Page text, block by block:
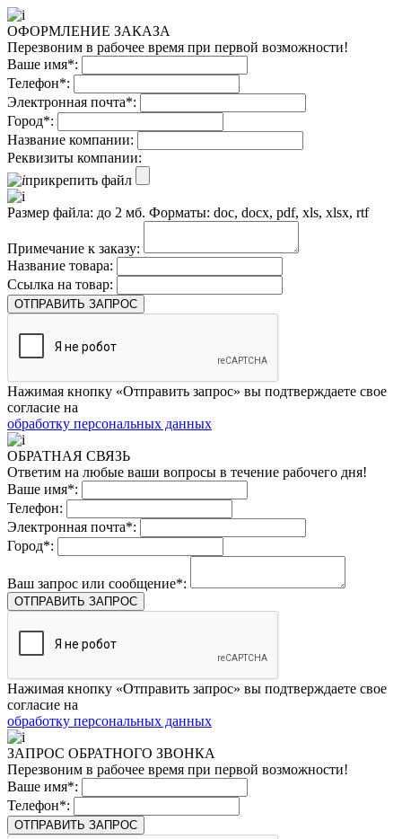
ОФОРМЛЕНИЕ ЗАКАЗА
Перезвоним в рабочее время при первой возможности!
Ваше имя*:
Телефон*:
Электронная почта*:
Город*:
Название компании:
Реквизиты компании:
прикрепить файл
Размер файла: до 2 мб. Форматы: doc, docx, pdf, xls, xlsx, rtf
Примечание к заказу:
Название товара:
Ссылка на товар:
ОТПРАВИТЬ ЗАПРОС
Нажимая кнопку «Отправить запрос» вы подтверждаете свое
согласие на
обработку персональных данных
ОБРАТНАЯ СВЯЗЬ
Ответим на любые ваши вопросы в течение рабочего дня!
Ваше имя*:
Телефон:
Электронная почта*:
Город*:
Ваш запрос или сообщение*:
ОТПРАВИТЬ ЗАПРОС
Нажимая кнопку «Отправить запрос» вы подтверждаете свое
согласие на
обработку персональных данных
ЗАПРОС ОБРАТНОГО ЗВОНКА
Перезвоним в рабочее время при первой возможности!
Ваше имя*:
Телефон*:
ОТПРАВИТЬ ЗАПРОС